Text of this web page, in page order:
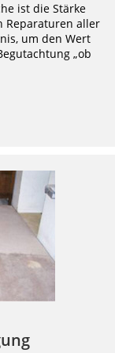
ist die Stärke
Reparaturen aller
um den Wert
„ob